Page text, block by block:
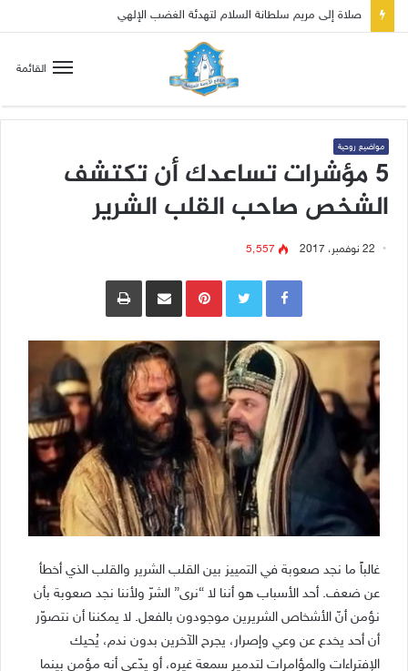
صلاة إلى مريم سلطانة السلام لتهدئة الغضب الإلهي
القائمة
مواضيع روحية
5 مؤشرات تساعدك أن تكتشف
الشخص صاحب القلب الشرير
22 نوفمبر، 2017 5٬557
Pinterestمشاركة عبر البريد طباعة
غالباً ما نجد صعوبة في التمييز بين القلب الشرير والقلب الذي أخطأ
عن ضعف. أحد الأسباب هو أننا لا “نرى” الشرّ ولأننا نجد صعوبة بأن
نؤمن أنّ الأشخاص الشريرين موجودون بالفعل. لا يمكننا أن نتصوّر
أن أحد يخدع عن وعي وإصرار، يجرح الآخرين بدون ندم، يُحيك
الإفتراءات والمؤامرات لتدمير سمعة غيره، أو يدّعي أنه مؤمن بينما